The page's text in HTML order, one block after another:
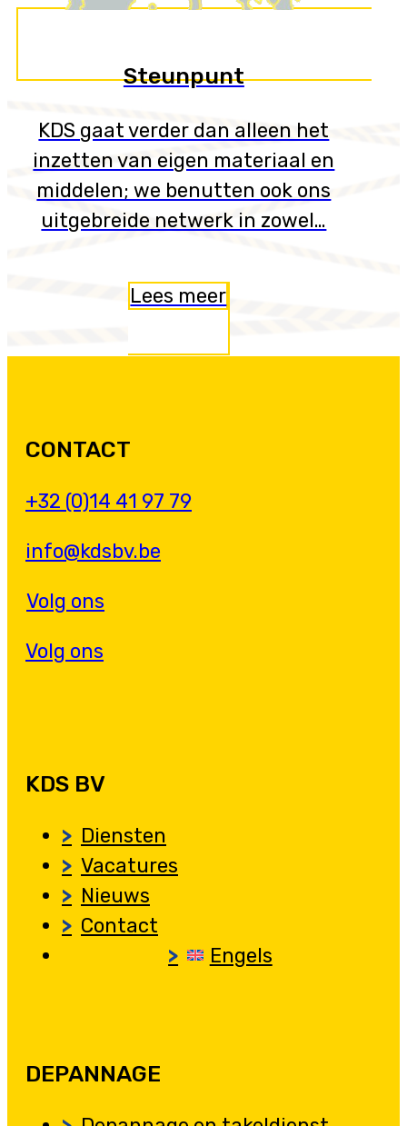
Steunpunt
KDS gaat verder dan alleen het
inzetten van eigen materiaal en
middelen; we benutten ook ons
uitgebreide netwerk in zowel…
Lees meer
CONTACT
+32 (0)14 41 97 79
info@kdsbv.be
Volg ons
Volg ons
KDS BV
Diensten
Vacatures
Nieuws
Contact
Engels
DEPANNAGE